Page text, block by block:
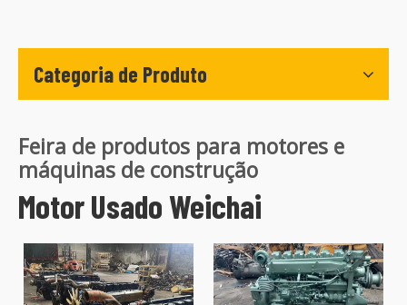
Categoria de Produto
Feira de produtos para motores e
máquinas de construção
Motor Usado Weichai